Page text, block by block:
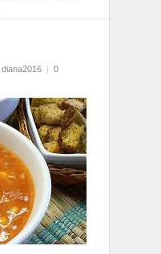
diana2016 | 0